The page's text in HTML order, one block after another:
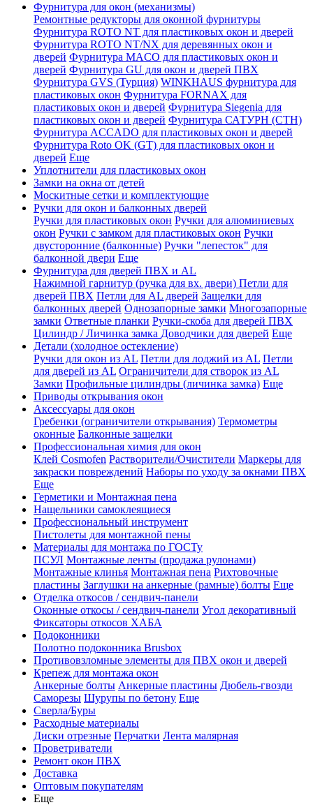
Фурнитура для окон (механизмы)
Ремонтные редукторы для оконной фурнитуры
Фурнитура ROTO NT для пластиковых окон и дверей
Фурнитура ROTO NT/NX для деревянных окон и
дверей Фурнитура MACO для пластиковых окон и
дверей Фурнитура GU для окон и дверей ПВХ
Фурнитура GVS (Турция) WINKHAUS фурнитура для
пластиковых окон Фурнитура FORNAX для
пластиковых окон и дверей Фурнитура Siegenia для
пластиковых окон и дверей Фурнитура САТУРН (СТН)
Фурнитура ACCADO для пластиковых окон и дверей
Фурнитура Roto OK (GT) для пластиковых окон и
дверей Еще
Уплотнители для пластиковых окон
Замки на окна от детей
Москитные сетки и комплектующие
Ручки для окон и балконных дверей
Ручки для пластиковых окон Ручки для алюминиевых
окон Ручки с замком для пластиковых окон Ручки
двусторонние (балконные) Ручки "лепесток" для
балконной двери Еще
Фурнитура для дверей ПВХ и AL
Нажимной гарнитур (ручка для вх. двери) Петли для
дверей ПВХ Петли для AL дверей Защелки для
балконных дверей Однозапорные замки Многозапорные
замки Ответные планки Ручки-скоба для дверей ПВХ
Цилиндр / Личинка замка Доводчики для дверей Еще
Детали (холодное остекление)
Ручки для окон из AL Петли для лоджий из AL Петли
для дверей из AL Ограничители для створок из AL
Замки Профильные цилиндры (личинка замка) Еще
Приводы открывания окон
Аксессуары для окон
Гребенки (ограничители открывания) Термометры
оконные Балконные защелки
Профессиональная химия для окон
Клей Cosmofen Растворители/Очистители Маркеры для
закраски повреждений Наборы по уходу за окнами ПВХ
Еще
Герметики и Монтажная пена
Нащельники самоклеящиеся
Профессиональный инструмент
Пистолеты для монтажной пены
Материалы для монтажа по ГОСТу
ПСУЛ Монтажные ленты (продажа рулонами)
Монтажные клинья Монтажная пена Рихтовочные
пластины Заглушки на анкерные (рамные) болты Еще
Отделка откосов / сендвич-панели
Оконные откосы / сендвич-панели Угол декоративный
Фиксаторы откосов ХАБА
Подоконники
Полотно подоконника Brusbox
Противовзломные элементы для ПВХ окон и дверей
Крепеж для монтажа окон
Анкерные болты Анкерные пластины Дюбель-гвозди
Саморезы Шурупы по бетону Еще
Сверла/Буры
Расходные материалы
Диски отрезные Перчатки Лента малярная
Проветриватели
Ремонт окон ПВХ
Доставка
Оптовым покупателям
Еще